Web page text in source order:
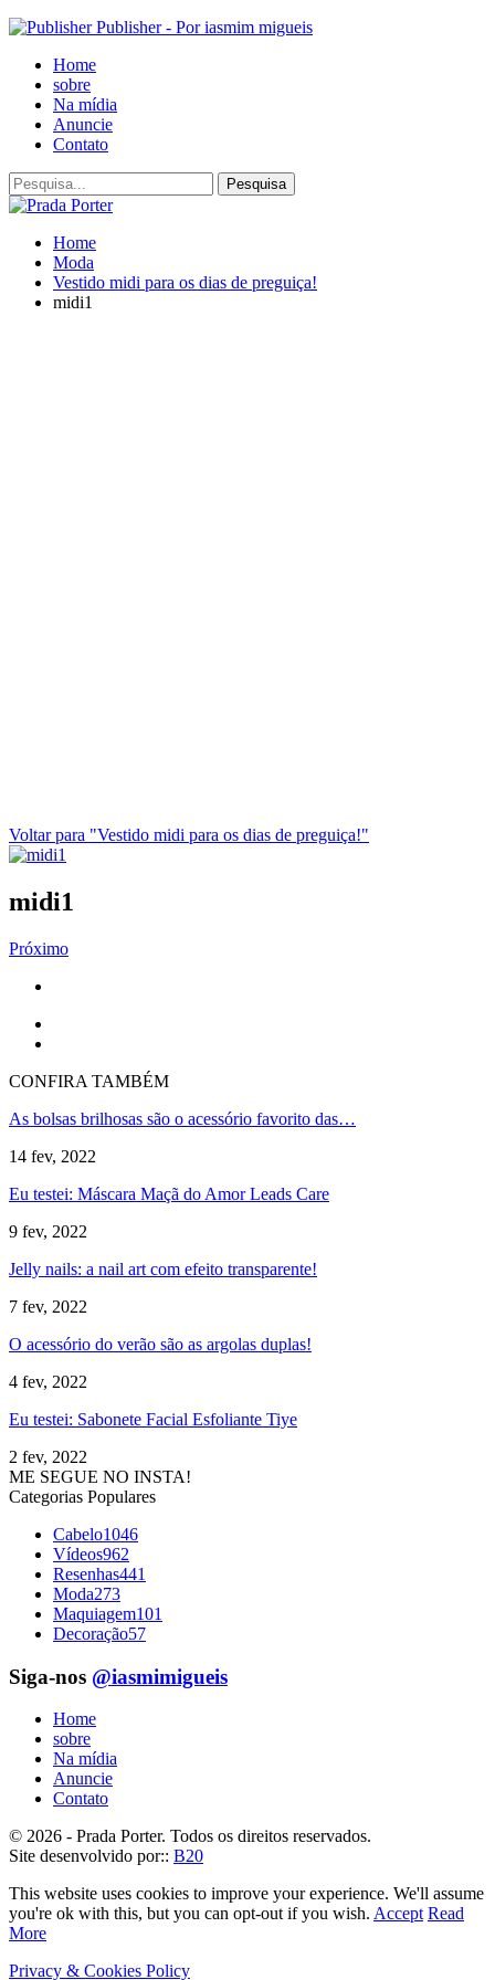
Publisher - Por iasmim migueis
Home
sobre
Na mídia
Anuncie
Contato
Home
Moda
Vestido midi para os dias de preguiça!
midi1
Voltar para "Vestido midi para os dias de preguiça!"
midi1
Próximo
CONFIRA TAMBÉM
As bolsas brilhosas são o acessório favorito das…
14 fev, 2022
Eu testei: Máscara Maçã do Amor Leads Care
9 fev, 2022
Jelly nails: a nail art com efeito transparente!
7 fev, 2022
O acessório do verão são as argolas duplas!
4 fev, 2022
Eu testei: Sabonete Facial Esfoliante Tiye
2 fev, 2022
ME SEGUE NO INSTA!
Categorias Populares
Cabelo1046
Vídeos962
Resenhas441
Moda273
Maquiagem101
Decoração57
Siga-nos @iasmimigueis
Home
sobre
Na mídia
Anuncie
Contato
© 2026 - Prada Porter. Todos os direitos reservados.
Site desenvolvido por:: B20
This website uses cookies to improve your experience. We'll assume
you're ok with this, but you can opt-out if you wish. Accept Read
More
Privacy & Cookies Policy